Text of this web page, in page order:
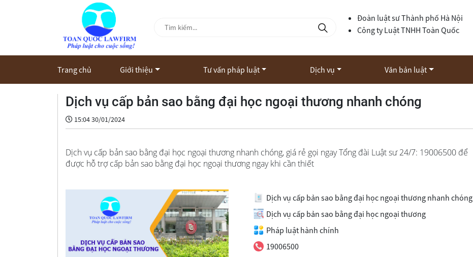
Đoàn luật sư Thành phố Hà Nội
Công ty Luật TNHH Toàn Quốc
Trang chủ Giới thiệu Tư vấn pháp luật Dịch vụ Văn bản luật
Dịch vụ cấp bản sao bằng đại học ngoại thương nhanh chóng
15:04 30/01/2024
Dịch vụ cấp bản sao bằng đại học ngoại thương nhanh chóng, giá rẻ gọi ngay Tổng đài Luật sư 24/7: 19006500 để
được hỗ trợ cấp bản sao bằng đại học ngoại thương ngay khi cần thiết
Dịch vụ cấp bản sao bằng đại học ngoại thương nhanh chóng
Dịch vụ cấp bản sao bằng đại học ngoại thương
Pháp luật hành chính
19006500